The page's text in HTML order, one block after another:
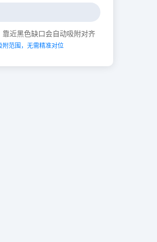
靠近黑色缺口会自动吸附对齐
附范围，无需精准对位